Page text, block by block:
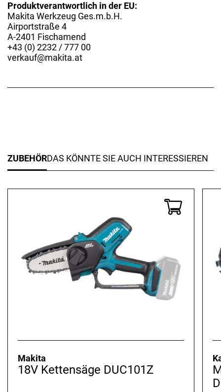
Produktverantwortlich in der EU:
Makita Werkzeug Ges.m.b.H.
Airportstraße 4
A-2401 Fischamend
+43 (0) 2232 / 777 00
verkauf@makita.at
ZUBEHÖRDAS KÖNNTE SIE AUCH INTERESSIEREN
Makita
18V Kettensäge DUC101Z